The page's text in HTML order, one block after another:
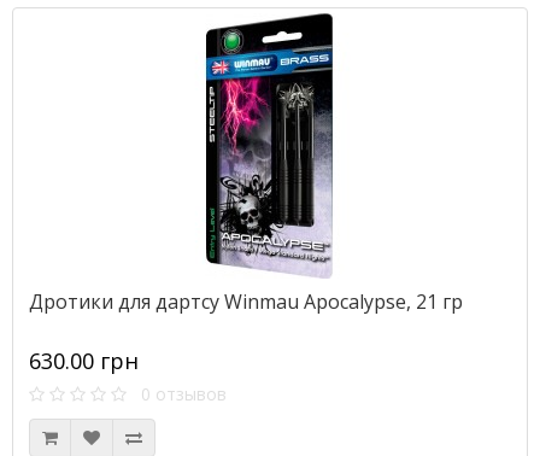
Дротики для дартсу Winmau Apocalypse, 21 гр
630.00 грн
0 отзывов